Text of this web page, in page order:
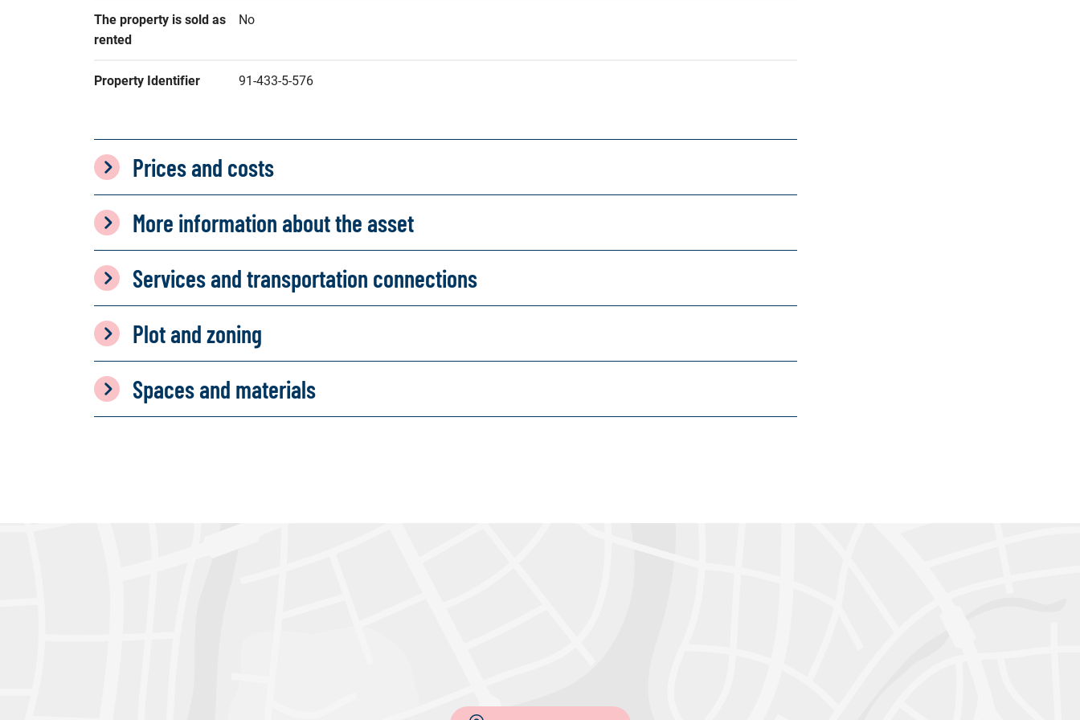
The property is sold as
rented
No
Property Identifier 91-433-5-576
Prices and costs
More information about the asset
Services and transportation connections
Plot and zoning
Spaces and materials